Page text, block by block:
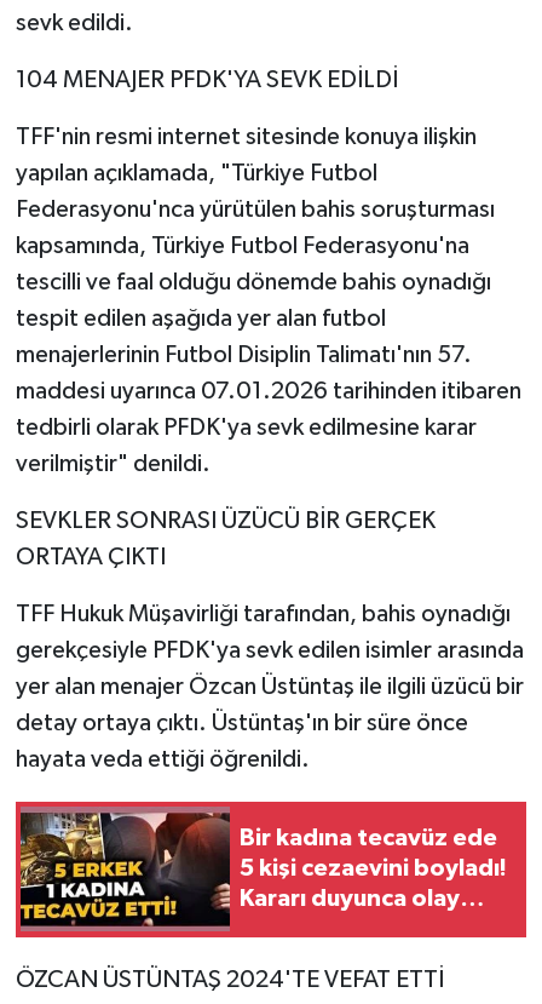
sevk edildi.
104 MENAJER PFDK'YA SEVK EDİLDİ
TFF'nin resmi internet sitesinde konuya ilişkin
yapılan açıklamada, "Türkiye Futbol
Federasyonu'nca yürütülen bahis soruşturması
kapsamında, Türkiye Futbol Federasyonu'na
tescilli ve faal olduğu dönemde bahis oynadığı
tespit edilen aşağıda yer alan futbol
menajerlerinin Futbol Disiplin Talimatı'nın 57.
maddesi uyarınca 07.01.2026 tarihinden itibaren
tedbirli olarak PFDK'ya sevk edilmesine karar
verilmiştir" denildi.
SEVKLER SONRASI ÜZÜCÜ BİR GERÇEK
ORTAYA ÇIKTI
TFF Hukuk Müşavirliği tarafından, bahis oynadığı
gerekçesiyle PFDK'ya sevk edilen isimler arasında
yer alan menajer Özcan Üstüntaş ile ilgili üzücü bir
detay ortaya çıktı. Üstüntaş'ın bir süre önce
hayata veda ettiği öğrenildi.
Bir kadına tecavüz ede
5 kişi cezaevini boyladı!
Kararı duyunca olay
ÖZCAN ÜSTÜNTAŞ 2024'TE VEFAT ETTİ